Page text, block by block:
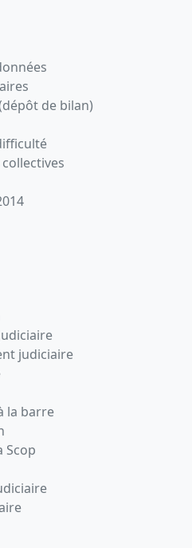
de bilan)
judiciaire
la barre
Scop